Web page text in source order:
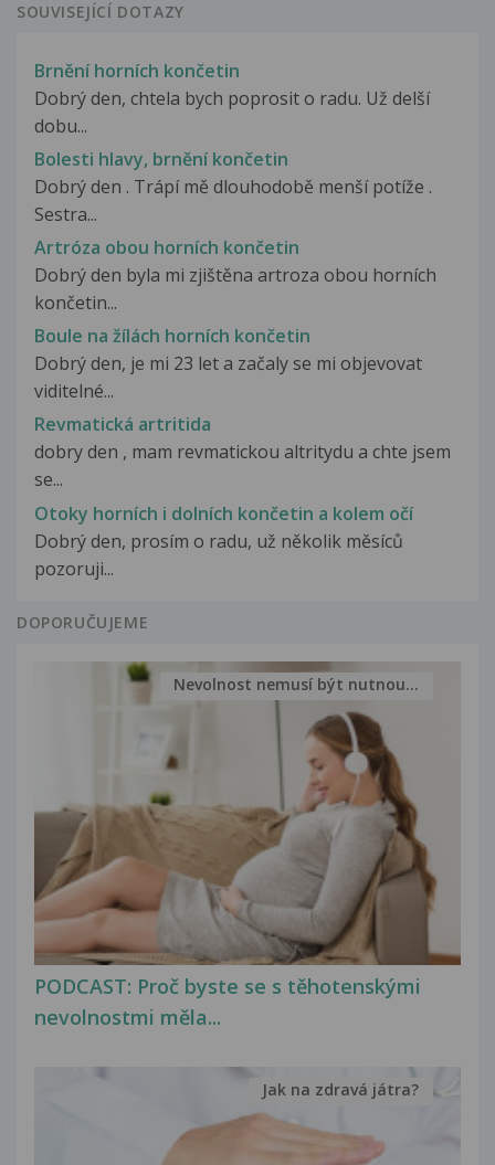
SOUVISEJÍCÍ DOTAZY
Brnění horních končetin
Dobrý den, chtela bych poprosit o radu. Už delší
dobu...
Bolesti hlavy, brnění končetin
Dobrý den . Trápí mě dlouhodobě menší potíže .
Sestra...
Artróza obou horních končetin
Dobrý den byla mi zjištěna artroza obou horních
končetin...
Boule na žílách horních končetin
Dobrý den, je mi 23 let a začaly se mi objevovat
viditelné...
Revmatická artritida
dobry den , mam revmatickou altritydu a chte jsem
se...
Otoky horních i dolních končetin a kolem očí
Dobrý den, prosím o radu, už několik měsíců
pozoruji...
DOPORUČUJEME
PODCAST: Proč byste se s těhotenskými
nevolnostmi měla...
Nevolnost nemusí být nutnou...
Jak na zdravá játra?